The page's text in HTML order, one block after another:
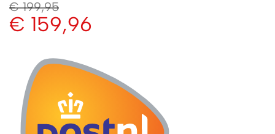
€199,95
€ 159,96